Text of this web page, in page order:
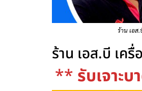
ร้าน เอส
ร้าน เอส.บี เค
** รับเจาะ